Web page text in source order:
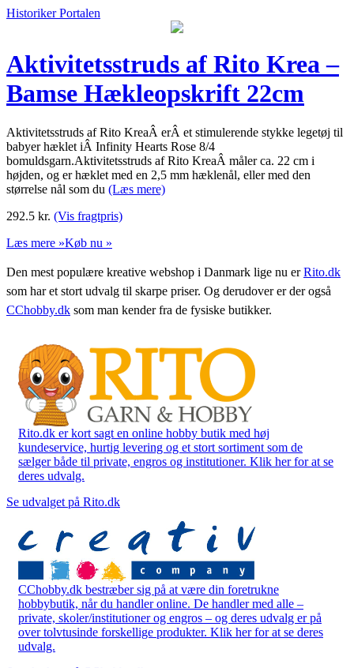
Historiker Portalen
Aktivitetsstruds af Rito Krea –
Bamse Hækleopskrift 22cm
Aktivitetsstruds af Rito KreaÂ erÂ et stimulerende stykke legetøj til
babyer hæklet iÂ Infinity Hearts Rose 8/4
bomuldsgarn.Aktivitetsstruds af Rito KreaÂ måler ca. 22 cm i
højden, og er hæklet med en 2,5 mm hæklenål, eller med den
størrelse nål som du (Læs mere)
292.5 kr. (Vis fragtpris)
Læs mere »Køb nu »
Den mest populære kreative webshop i Danmark lige nu erRito.dk
som har et stort udvalg til skarpe priser. Og derudover er der også
CChobby.dk som man kender fra de fysiske butikker.
Rito.dk er kort sagt en online hobby butik med høj
kundeservice, hurtig levering og et stort sortiment som de
sælger både til private, engros og institutioner. Klik her for at se
deres udvalg.
Se udvalget på Rito.dk
CChobby.dk bestræber sig på at være din foretrukne
hobbybutik, når du handler online. De handler med alle –
private, skoler/institutioner og engros – og deres udvalg er på
over tolvtusinde forskellige produkter. Klik her for at se deres
udvalg.